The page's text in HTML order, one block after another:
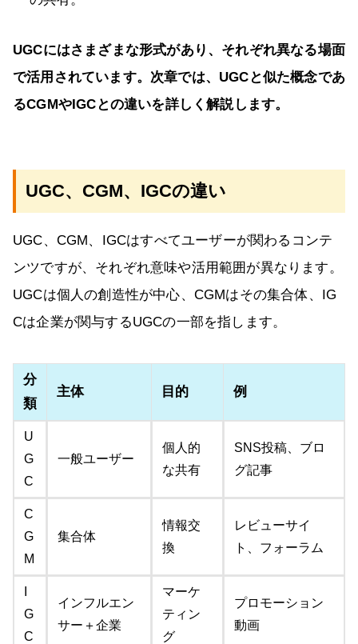
UGCにはさまざまな形式があり、それぞれ異なる場面
で活用されています。次章では、UGCと似た概念であ
るCGMやIGCとの違いを詳しく解説します。
UGC、CGM、IGCの違い
UGC、CGM、IGCはすべてユーザーが関わるコンテ
ンツですが、それぞれ意味や活用範囲が異なります。
UGCは個人の創造性が中心、CGMはその集合体、IG
Cは企業が関与するUGCの一部を指します。
分
類
主体 目的 例
U
G
C
一般ユーザー
個人的
な共有
SNS投稿、ブロ
グ記事
C
G
M
集合体
情報交
換
レビューサイ
ト、フォーラム
G
C
インフルエン
サー＋企業
マーケ
ティン
グ
プロモーション
動画